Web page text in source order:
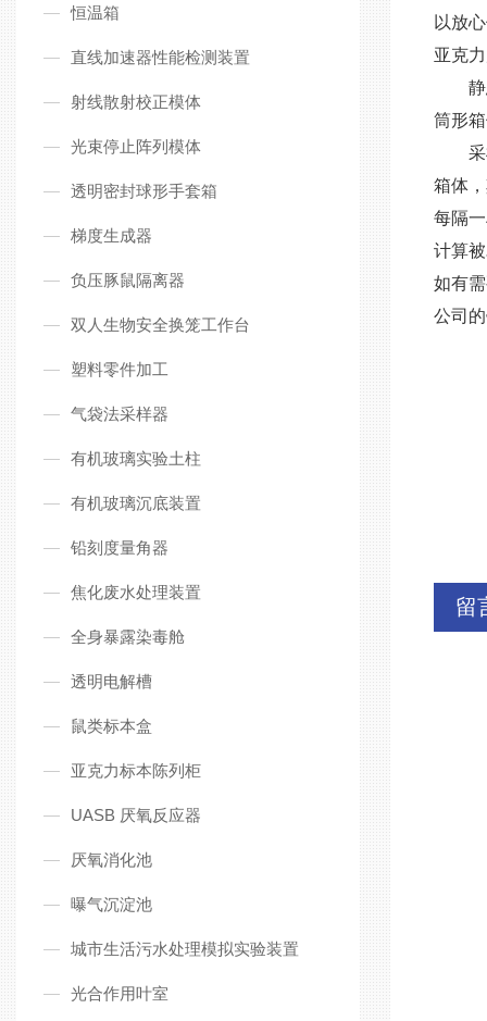
恒温箱
直线加速器性能检测装置
射线散射校正模体
光束停止阵列模体
透明密封球形手套箱
梯度生成器
负压豚鼠隔离器
双人生物安全换笼工作台
塑料零件加工
气袋法采样器
有机玻璃实验土柱
有机玻璃沉底装置
铅刻度量角器
焦化废水处理装置
全身暴露染毒舱
透明电解槽
鼠类标本盒
亚克力标本陈列柜
UASB 厌氧反应器
厌氧消化池
曝气沉淀池
城市生活污水处理模拟实验装置
光合作用叶室
以放
亚克
筒形
箱体
每隔
计算
如有
公司的
留